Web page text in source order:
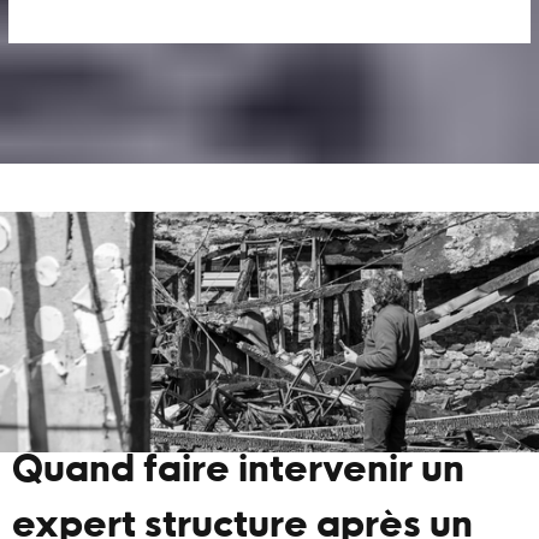
Quand faire intervenir un
expert structure après un